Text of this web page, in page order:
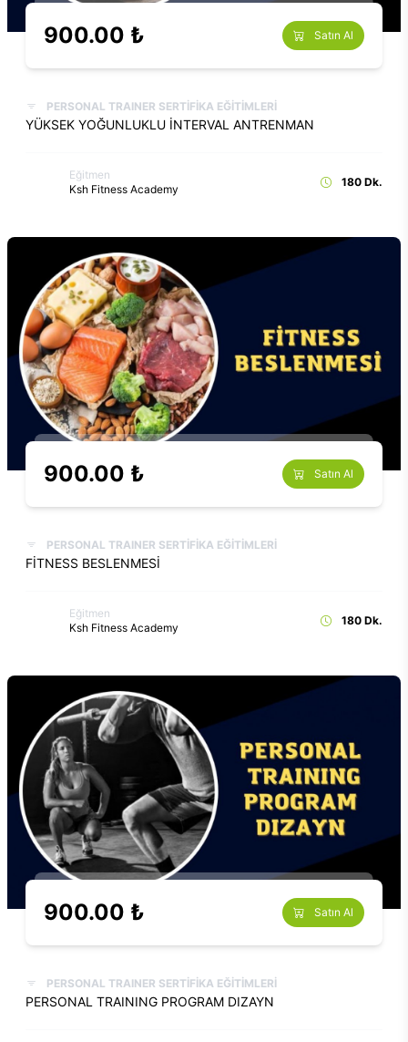
900.00 ₺ Satın Al
PERSONAL TRAINER SERTİFİKA EĞİTİMLERİ
YÜKSEK YOĞUNLUKLU İNTERVAL ANTRENMAN
Eğitmen
Ksh Fitness Academy
180 Dk.
900.00 ₺ Satın Al
PERSONAL TRAINER SERTİFİKA EĞİTİMLERİ
FİTNESS BESLENMESİ
Eğitmen
Ksh Fitness Academy
180 Dk.
900.00 ₺ Satın Al
PERSONAL TRAINER SERTİFİKA EĞİTİMLERİ
PERSONAL TRAINING PROGRAM DIZAYN